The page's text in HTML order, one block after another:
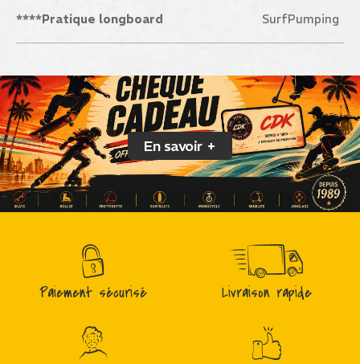
****Pratique longboard SurfPumping
En savoir +
Paiement sécurisé Livraison rapide